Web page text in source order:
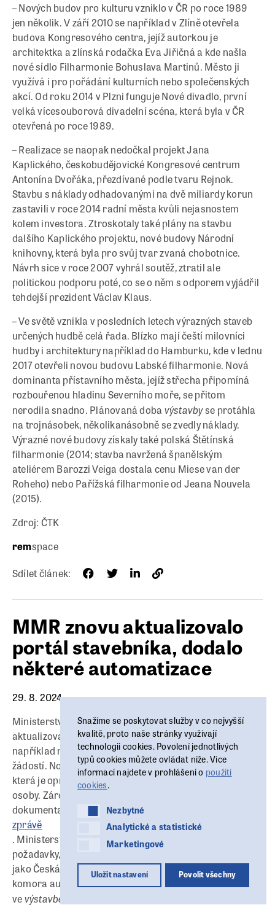
– Nových budov pro kulturu vzniklo v ČR po roce 1989
jen několik. V září 2010 se například v Zlíně otevřela
budova Kongresového centra, jejíž autorkou je
architektka a zlínská rodačka Eva Jiřičná a kde našla
nové sídlo Filharmonie Bohuslava Martinů. Město ji
využívá i pro pořádání kulturních nebo společenských
akcí. Od roku 2014 v Plzni funguje Nové divadlo, první
velká vícesouborová divadelní scéna, která byla v ČR
otevřená po roce 1989.
– Realizace se naopak nedočkal projekt Jana
Kaplického, českobudějovické Kongresové centrum
Antonína Dvořáka, přezdívané podle tvaru Rejnok.
Stavbu s náklady odhadovanými na dvě miliardy korun
zastavili v roce 2014 radní města kvůli nejasnostem
kolem investora. Ztroskotaly také plány na stavbu
dalšího Kaplického projektu, nové budovy Národní
knihovny, která byla pro svůj tvar zvaná chobotnice.
Návrh sice v roce 2007 vyhrál soutěž, ztratil ale
politickou podporu poté, co se o něm s odporem vyjádřil
tehdejší prezident Václav Klaus.
– Ve světě vznikla v posledních letech výrazných staveb
určených hudbě celá řada. Blízko mají čeští milovníci
hudby i architektury například do Hamburku, kde v lednu
2017 otevřeli novou budovu Labské filharmonie. Nová
dominanta přístavního města, jejíž střecha připomíná
rozbouřenou hladinu Severního moře, se přitom
nerodila snadno. Plánovaná doba výstavbyse protáhla
na trojnásobek, několikanásobně se zvedly náklady.
Výrazné nové budovy získaly také polská Štětínská
filharmonie (2014; stavba navržená španělským
ateliérem Barozzi Veiga dostala cenu Miese van der
Roheho) nebo Pařížská filharmonie od Jeana Nouvela
(2015).
Zdroj: ČTK
remspace
Sdílet článek:
MMR znovu aktualizovalo
portál stavebníka, dodalo
některé automatizace
29. 8. 2024
Ministerstvo pro místní rozvoj (MMR) znovu
aktualizovalo funkce v portálu stavebníka. Doplnilo
například některé prvky automaticky vyplňující části
žádostí. Nově bude moci také například zadat osobu,
která je oprávněna jednat jménem fyzické podnikající
osoby. Zároveň se zvýšil datový limit pro nahrávání
dokumentace. MMR o tom dnes informovalo v
zprávě
. Ministerstvo posledními úpravami odpovídá na
požadavky, které na portál vznesly profesní organizace
jako Česká komora architektů (ČKA) nebo Česká
komora autorizovaných inženýrů a techniků činných
vevýstavbě
Snažíme se poskytovat služby v co nejvyšší
kvalitě, proto naše stránky využívají
technologii cookies. Povolení jednotlivých
typů cookies můžete ovládat níže. Více
informací najdete v prohlášení o použití
cookies.
NezbytnéNezbytné
Analytické a statistické
Analytické a statistické
Marketingové
Marketingové
Uložit nastavení Povolit všechny